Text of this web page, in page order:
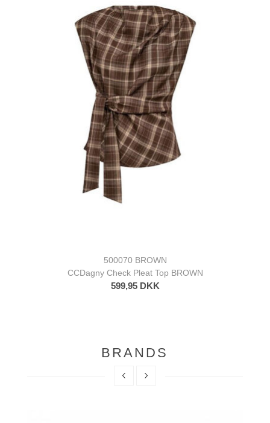
500070 BROWN
CCDagny Check Pleat Top BROWN
599,95 DKK
BRANDS